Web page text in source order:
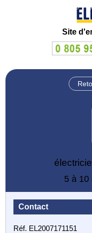
Site
5 à 10
Contact
Réf. EL2007171151